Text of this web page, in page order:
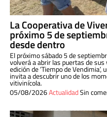
La Cooperativa de
próximo 5 de
desde dentro
El próximo sábado 5 de
volverá a abrir las puertas de
edición de ‘Tiempo de
invita a descubrir uno de los
vitivinícola.
05/08/2026ActualidadSin